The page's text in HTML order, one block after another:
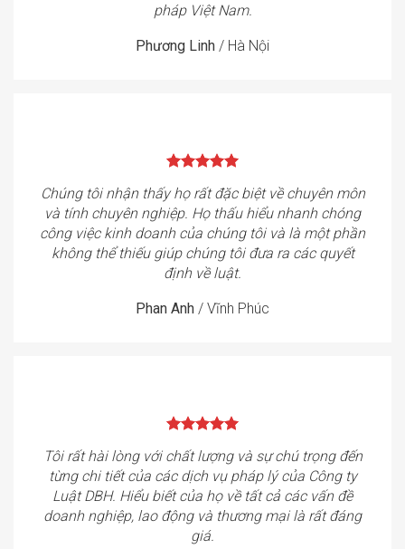
pháp Việt Nam.
Phương Linh / Hà Nội
Chúng tôi nhận thấy họ rất đặc biệt về chuyên môn
và tính chuyên nghiệp. Họ thấu hiểu nhanh chóng
công việc kinh doanh của chúng tôi và là một phần
không thể thiếu giúp chúng tôi đưa ra các quyết
định về luật.
Phan Anh / Vĩnh Phúc
Tôi rất hài lòng với chất lượng và sự chú trọng đến
từng chi tiết của các dịch vụ pháp lý của Công ty
Luật DBH. Hiểu biết của họ về tất cả các vấn đề
doanh nghiệp, lao động và thương mại là rất đáng
giá.